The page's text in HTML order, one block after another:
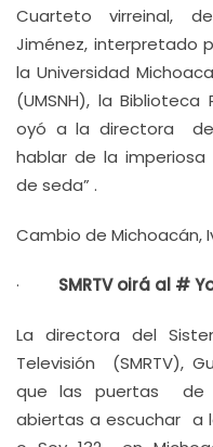
Cuarteto virreinal,
Jiménez, interpretado
la Universidad
(UMSNH), la
oyó a la directora del
hablar de la
de seda” .
Cambio de Michoacán,
· SMRTV oirá al #
La directora del
Televisión (SMRTV),
que las puertas de
abiertas a escuchar a